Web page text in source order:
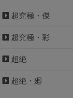
超究極・傑
超究極・彩
超絶
超絶・廻